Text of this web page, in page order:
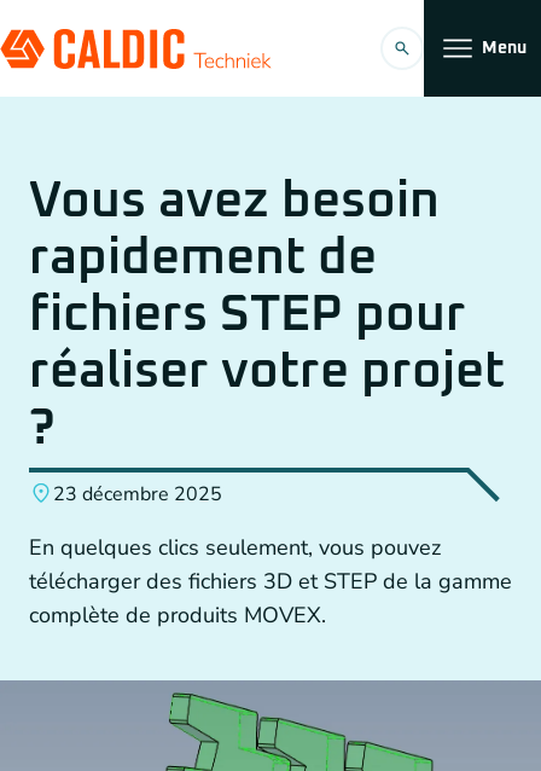
Menu
Entraînements par courroies dentées
Convoyeurs
Réducteur Planétaire
Accouplements
Entraînements par chaîne
Autres technologies d’entraînement
Générateurs et accouplements de générateurs
Solutions
Organisation
Travailler chez
FR
Vous avez besoin
rapidement de
fichiers STEP pour
réaliser votre projet
?
23 décembre 2025
En quelques clics seulement, vous pouvez
télécharger des fichiers 3D et STEP de la gamme
complète de produits MOVEX.